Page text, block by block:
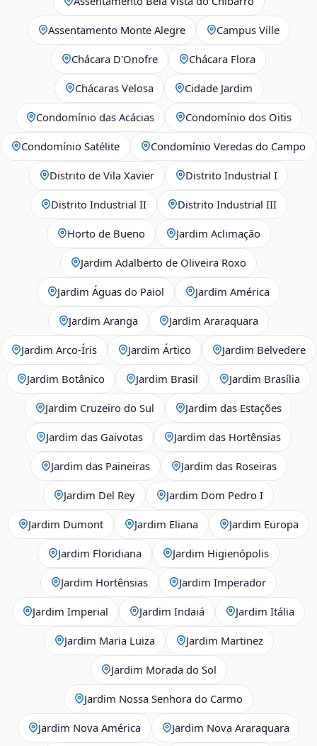
Assentamento Monte Alegre Campus Ville
Chácara D'Onofre Chácara Flora
Chácaras Velosa Cidade Jardim
Condomínio das Acácias Condomínio dos Oitis
Condomínio Satélite Condomínio Veredas do Campo
Distrito de Vila Xavier Distrito Industrial I
Distrito Industrial II Distrito Industrial III
Horto de Bueno Jardim Aclimação
Jardim Adalberto de Oliveira Roxo
Jardim Águas do Paiol Jardim América
Jardim Aranga Jardim Araraquara
Jardim Arco‑Íris Jardim Ártico Jardim Belvedere
Jardim Botânico Jardim Brasil Jardim Brasília
Jardim Cruzeiro do Sul Jardim das Estações
Jardim das Gaivotas Jardim das Hortênsias
Jardim das Paineiras Jardim das Roseiras
Jardim Del Rey Jardim Dom Pedro I
Jardim Dumont Jardim Eliana Jardim Europa
Jardim Floridiana Jardim Higienópolis
Jardim Hortênsias Jardim Imperador
Jardim Imperial Jardim Indaiá Jardim Itália
Jardim Maria Luiza Jardim Martinez
Jardim Morada do Sol
Jardim Nossa Senhora do Carmo
Jardim Nova América Jardim Nova Araraquara